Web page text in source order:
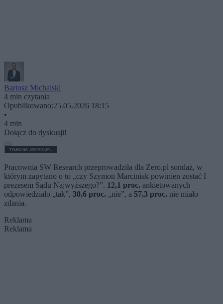
Bartosz Michalski
4 min czytania
Opublikowano:25.05.2026 18:15
•
4 min
Dołącz do dyskusji!
Pracownia SW Research przeprowadziła dla Zero.pl sondaż, w
którym zapytano o to „czy Szymon Marciniak powinien zostać I
prezesem Sądu Najwyższego?”. 12,1 proc. ankietowanych
odpowiedziało „tak”, 30,6 proc. „nie”, a 57,3 proc. nie miało
zdania.
Reklama
Reklama